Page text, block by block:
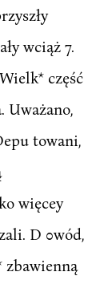
wciąż 7.
część
Uważano,
towani,
więcey
D 0wód,
zbawienną